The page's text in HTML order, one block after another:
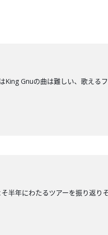
King Gnuの曲は難しい、歌える
半年にわたるツアーを振り返り